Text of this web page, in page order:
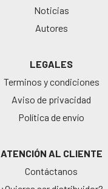
Noticias
Autores
LEGALES
Terminos y condiciones
Aviso de privacidad
Política de envío
ATENCIÓN AL CLIENTE
Contáctanos